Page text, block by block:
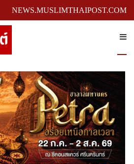
NEWS.MUSLIMTHAIPOST.COM